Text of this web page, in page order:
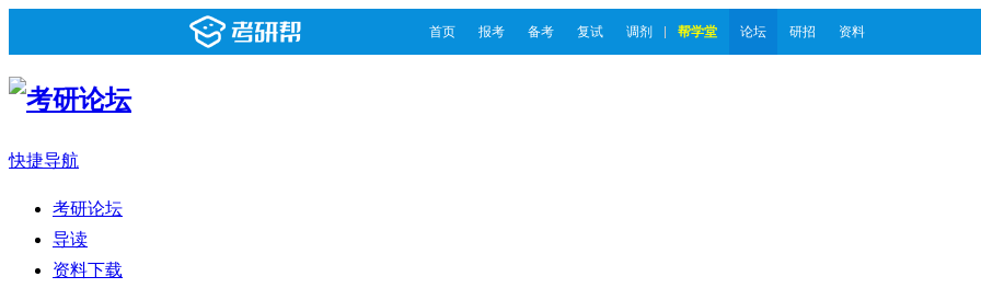
首页 报考 备考 复试 调剂 帮学堂 论坛 研招 资料
快捷导航
考研论坛
导读
资料下载